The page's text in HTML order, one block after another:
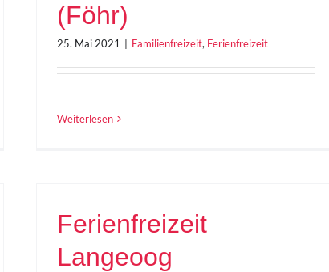
(Föhr)
25. Mai 2021 Familienfreizeit, Ferienfreizeit
Weiterlesen
Ferienfreizeit
Langeoog